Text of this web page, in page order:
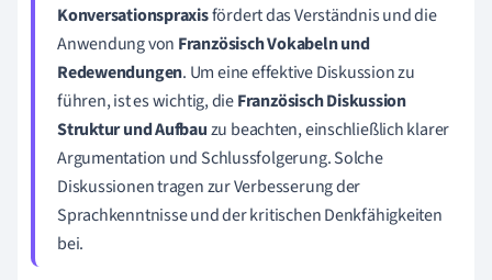
Konversationspraxisfördert das Verständnis und die
Anwendung von Französisch Vokabeln und
Redewendungen. Um eine effektive Diskussion zu
führen, ist es wichtig, dieFranzösisch Diskussion
Struktur und Aufbauzu beachten, einschließlich klarer
Argumentation und Schlussfolgerung. Solche
Diskussionen tragen zur Verbesserung der
Sprachkenntnisse und der kritischen Denkfähigkeiten
bei.